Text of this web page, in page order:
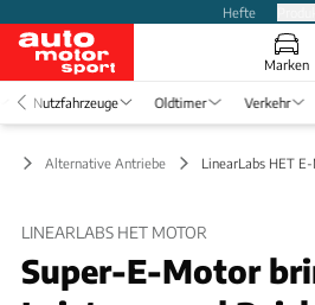
Hefte
Marken
Nutzfahrzeuge Oldtimer Verkehr
Alternative Antriebe LinearLabs HET
LINEARLABS HET MOTOR
Super-E-Motor